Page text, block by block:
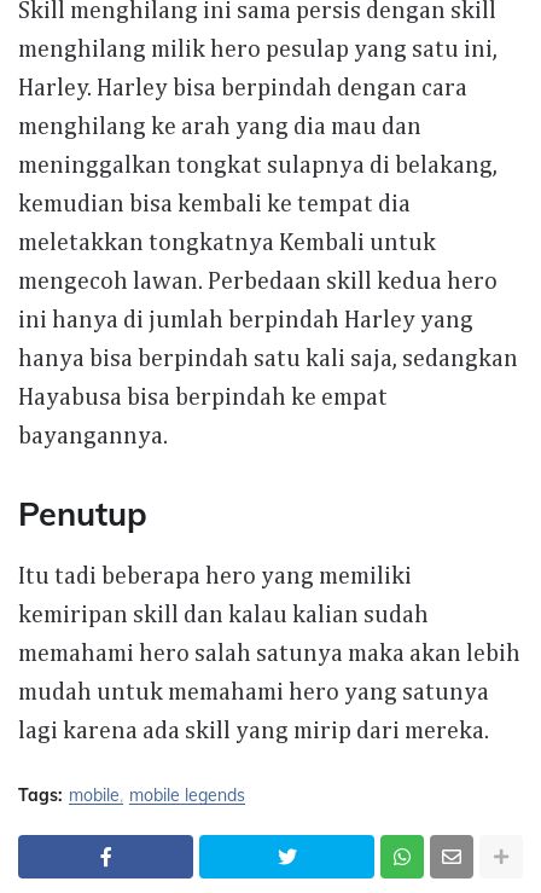
Skill menghilang ini sama persis dengan skill
menghilang milik hero pesulap yang satu ini,
Harley. Harley bisa berpindah dengan cara
menghilang ke arah yang dia mau dan
meninggalkan tongkat sulapnya di belakang,
kemudian bisa kembali ke tempat dia
meletakkan tongkatnya Kembali untuk
mengecoh lawan. Perbedaan skill kedua hero
ini hanya di jumlah berpindah Harley yang
hanya bisa berpindah satu kali saja, sedangkan
Hayabusa bisa berpindah ke empat
bayangannya.
Penutup
Itu tadi beberapa hero yang memiliki
kemiripan skill dan kalau kalian sudah
memahami hero salah satunya maka akan lebih
mudah untuk memahami hero yang satunya
lagi karena ada skill yang mirip dari mereka.
Tags: mobile mobile legends